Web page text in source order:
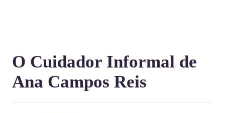
O Cuidador Informal de
Ana Campos Reis